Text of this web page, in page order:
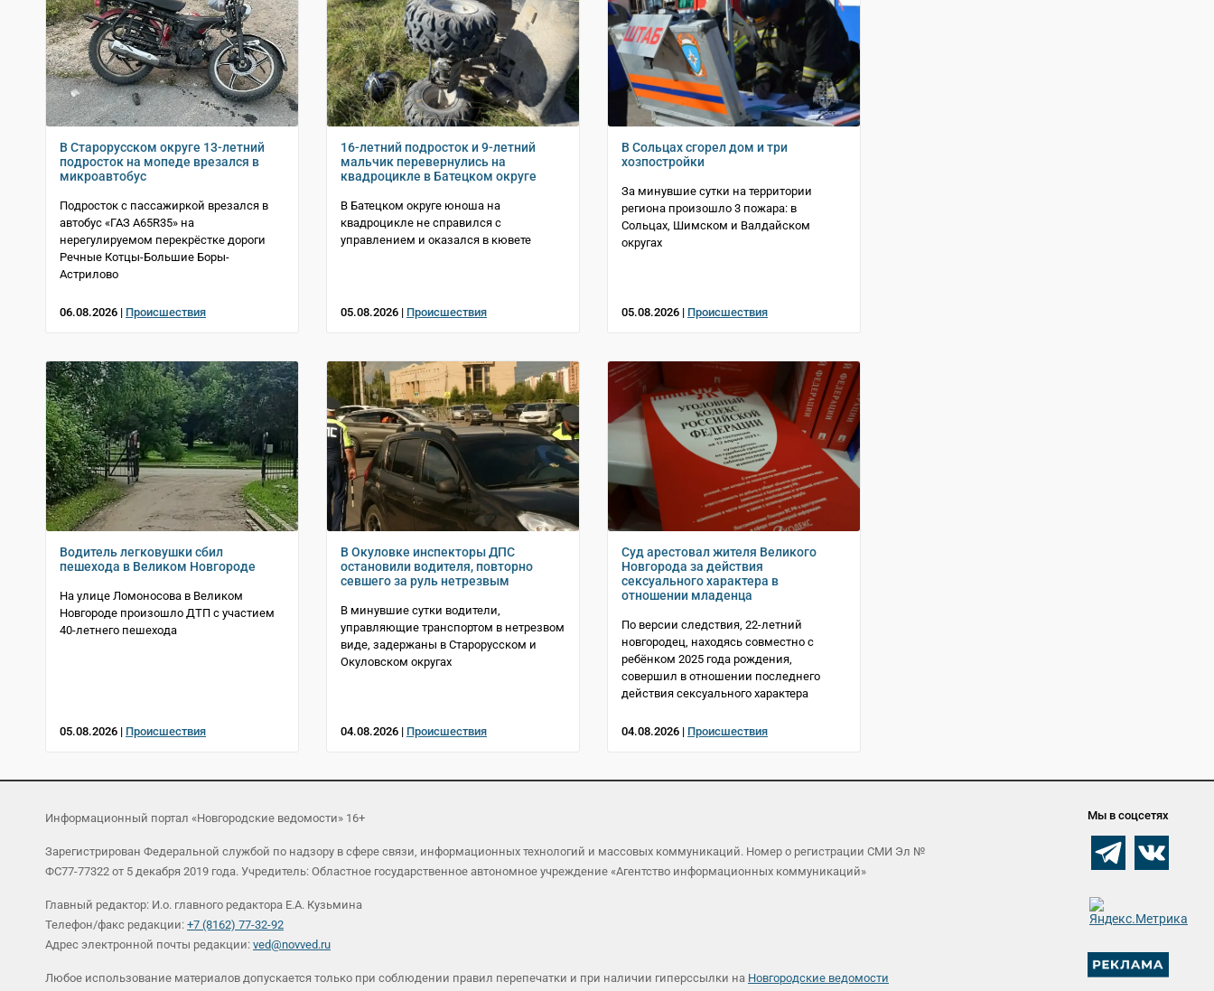
В Старорусском округе 13-летний
подросток на мопеде врезался в
микроавтобус
Подросток с пассажиркой врезался в
автобус «ГАЗ A65R35» на
нерегулируемом перекрёстке дороги
Речные Котцы-Большие Боры-
Астрилово
06.08.2026 | Происшествия
16-летний подросток и 9-летний
мальчик перевернулись на
квадроцикле в Батецком округе
В Батецком округе юноша на
квадроцикле не справился с
управлением и оказался в кювете
05.08.2026 | Происшествия
В Сольцах сгорел дом и три
хозпостройки
За минувшие сутки на территории
региона произошло 3 пожара: в
Сольцах, Шимском и Валдайском
округах
05.08.2026 | Происшествия
Водитель легковушки сбил
пешехода в Великом Новгороде
На улице Ломоносова в Великом
Новгороде произошло ДТП с участием
40-летнего пешехода
05.08.2026 | Происшествия
В Окуловке инспекторы ДПС
остановили водителя, повторно
севшего за руль нетрезвым
В минувшие сутки водители,
управляющие транспортом в нетрезвом
виде, задержаны в Старорусском и
Окуловском округах
04.08.2026 | Происшествия
Суд арестовал жителя Великого
Новгорода за действия
сексуального характера в
отношении младенца
По версии следствия, 22-летний
новгородец, находясь совместно с
ребёнком 2025 года рождения,
совершил в отношении последнего
действия сексуального характера
04.08.2026 | Происшествия
Информационный портал «Новгородские ведомости» 16+
Зарегистрирован Федеральной службой по надзору в сфере связи, информационных технологий и массовых коммуникаций. Номер о регистрации СМИ Эл №
ФС77-77322 от 5 декабря 2019 года. Учредитель: Областное государственное автономное учреждение «Агентство информационных коммуникаций»
Главный редактор: И.о. главного редактора Е.А. Кузьмина
Телефон/факс редакции: +7 (8162) 77-32-92
Адрес электронной почты редакции: ved@novved.ru
Любое использование материалов допускается только при соблюдении правил перепечатки и при наличии гиперссылки на Новгородские ведомости
Мы в соцсетях